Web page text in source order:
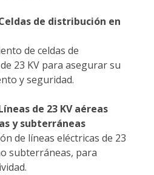
de distribución en
de celdas de
23 KV para asegurar su
y seguridad.
de 23 KV aéreas
y subterráneas
de líneas eléctricas de 23
subterráneas, para